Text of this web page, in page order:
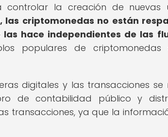
la creación de nuevas
criptomonedas no están
hace independientes de las
populares de criptomonedas
digitales y las transacciones se
de contabilidad público y
transacciones, ya que la